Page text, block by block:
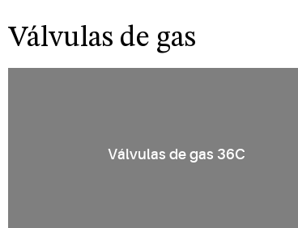
Válvulas de gas
Válvulas de gas 36C